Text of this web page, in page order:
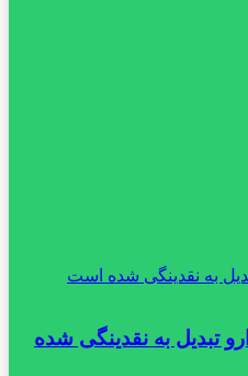
تبدیل به نقدینگی شده